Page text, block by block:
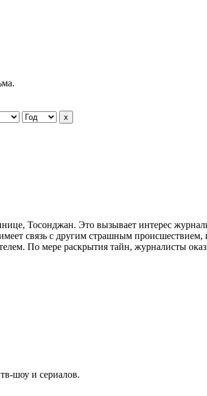
Тосонджан. Это вызывает интерес
связь с другим страшным
По мере раскрытия тайн, журналисты
шоу и сериалов.